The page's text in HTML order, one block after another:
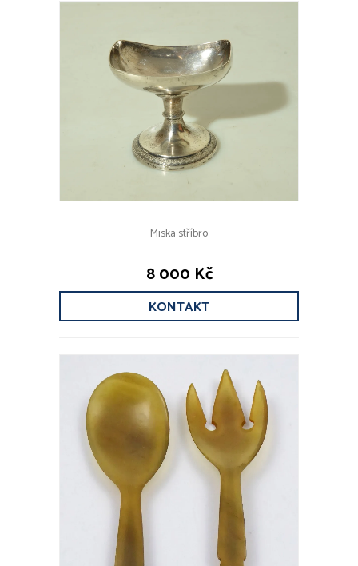
Miska stříbro
8 000 Kč
KONTAKT